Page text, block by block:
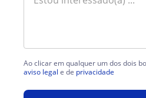
Ao clicar em qualquer um dos dois
aviso legal e de privacidade